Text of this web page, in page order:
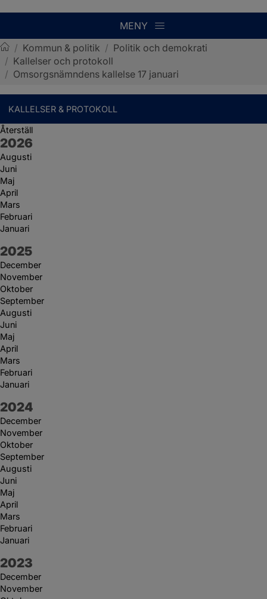
MENY
Sotenäs kommun
/ Kommun & politik / Politik och demokrati
/ Kallelser och protokoll
/ Omsorgsnämndens kallelse 17 januari
KALLELSER & PROTOKOLL
Återställ
År:
2026
Augusti
Juni
Maj
April
Mars
Februari
Januari
År:
2025
December
November
Oktober
September
Augusti
Juni
Maj
April
Mars
Februari
Januari
År:
2024
December
November
Oktober
September
Augusti
Juni
Maj
April
Mars
Februari
Januari
År:
2023
December
November